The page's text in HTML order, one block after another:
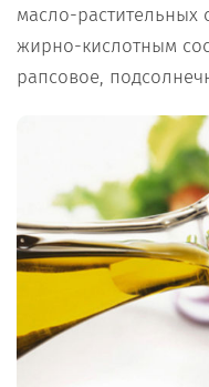
масло-растительных
жирно-кислотным
рапсовое,